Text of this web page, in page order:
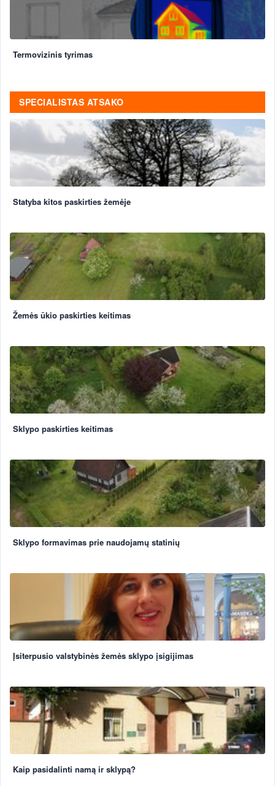
Termovizinis tyrimas
SPECIALISTAS ATSAKO
Statyba kitos paskirties žemėje
Žemės ūkio paskirties keitimas
Sklypo paskirties keitimas
Sklypo formavimas prie naudojamų statinių
Įsiterpusio valstybinės žemės sklypo įsigijimas
Kaip pasidalinti namą ir sklypą?